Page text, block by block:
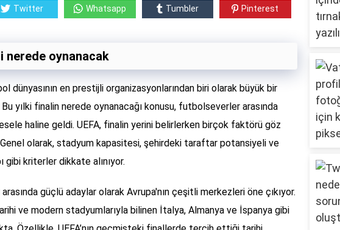
Twitter Whatsapp Tumbler Pinterest
nerede oynanacak
dünyasının en prestijli organizasyonlarından biri olarak büyük bir
yılki finalin nerede oynanacağı konusu, futbolseverler arasında
haline geldi. UEFA, finalin yerini belirlerken birçok faktörü göz
olarak, stadyum kapasitesi, şehirdeki taraftar potansiyeli ve
gibi kriterler dikkate alınıyor.
güçlü adaylar olarak Avrupa'nın çeşitli merkezleri öne çıkıyor.
ve modern stadyumlarıyla bilinen İtalya, Almanya ve İspanya gibi